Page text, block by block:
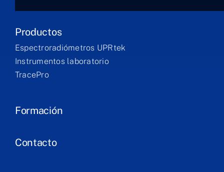
Productos
Espectroradiómetros UPRtek
Instrumentos laboratorio
TracePro
Formación
Contacto